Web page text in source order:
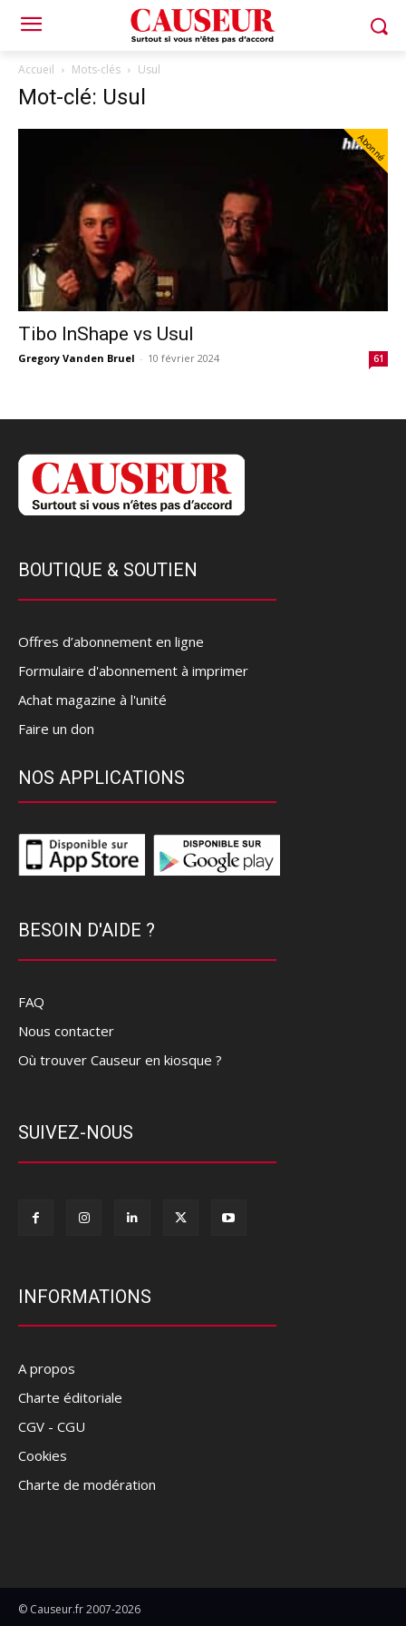
Accueil Mots-clés Usul
Mot-clé: Usul
Abonné
Tibo InShape vs Usul
Gregory Vanden Bruel - 10 février 2024 61
BOUTIQUE & SOUTIEN
Offres d’abonnement en ligne
Formulaire d'abonnement à imprimer
Achat magazine à l'unité
Faire un don
NOS APPLICATIONS
BESOIN D'AIDE ?
FAQ
Nous contacter
Où trouver Causeur en kiosque ?
SUIVEZ-NOUS
INFORMATIONS
A propos
Charte éditoriale
CGV - CGU
Cookies
Charte de modération
© Causeur.fr 2007-2026